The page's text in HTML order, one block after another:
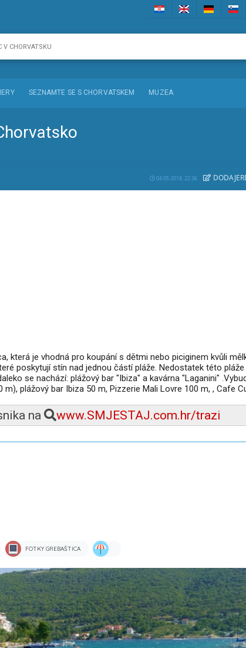
SEZNAMTE SE S CHORVATSKEM MUZEA
04.05.2018. 22:36 DODAJE
která je vhodná pro koupání s dětmi nebo piciginem kvůli
poskytují stín nad jednou částí pláže. Nedostatek této
se nachází: plážový bar "Ibiza" a kavárna "Laganini"
plážový bar Ibiza 50 m, Pizzerie Mali Lovre 100 m, , Cafe
na www.SMJESTAJ.com.hr/trazi
FOTKY GREBAŠTICA